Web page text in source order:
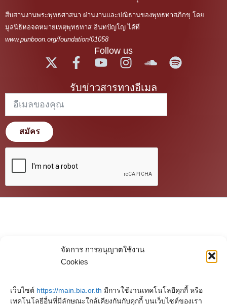
จัดการ การอนุญาตใช้งาน
Cookies
เว็บไซต์ https://main.bia.or.th มีการใช้งานเทคโนโลยีคุกกี้ หรือ
เทคโนโลยีอื่นที่มีลักษณะใกล้เคียงกันกับคุกกี้ บนเว็บไซต์ของเรา
สืบสานงานพระพุทธศาสนา ผ่านงานและปณิธานของพุทธทาสภิกขุ โดย
มูลนิธิหอจดหมายเหตุพุทธทาส อินทปัญโญ ได้ที่
www.punboon.org/foundation/01058
Follow us
รับข่าวสารทางอีเมล
สมัคร